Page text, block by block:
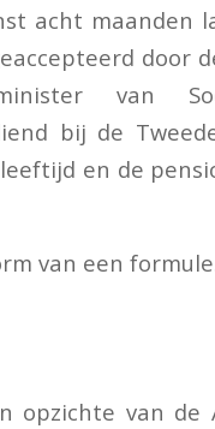
acht maanden
door
van
bij de
en de
van een
opzichte van de